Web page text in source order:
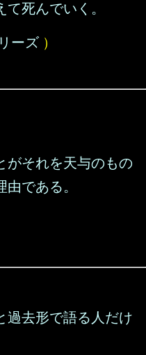
死んでいく。
ーズ ）
がそれを天与のもの
である。
過去形で語る人だけ